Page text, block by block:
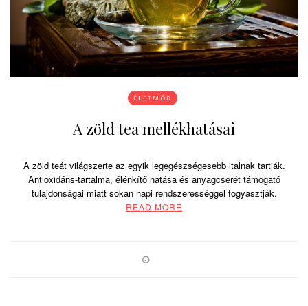
ÉLETMÓD
A zöld tea mellékhatásai
A zöld teát világszerte az egyik legegészségesebb italnak tartják.
Antioxidáns-tartalma, élénkítő hatása és anyagcserét támogató
tulajdonságai miatt sokan napi rendszerességgel fogyasztják.
READ MORE